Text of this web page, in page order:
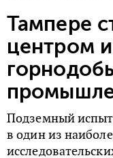
Тампере
центром
Подземный
в один из